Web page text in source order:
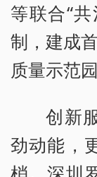
等联合“
制，建成
质量示范园
创新
劲动能，